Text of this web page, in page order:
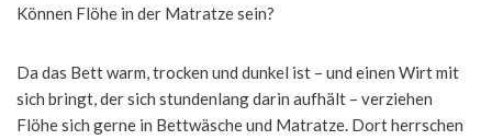
Können Flöhe in der Matratze sein?
Da das Bett warm, trocken und dunkel ist – und einen Wirt mit
sich bringt, der sich stundenlang darin aufhält – verziehen
Flöhe sich gerne in Bettwäsche und Matratze. Dort herrschen